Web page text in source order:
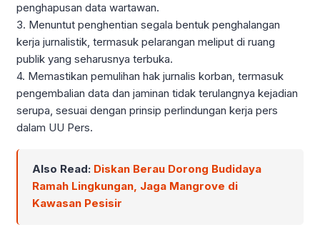
penghapusan data wartawan.
3. Menuntut penghentian segala bentuk penghalangan
kerja jurnalistik, termasuk pelarangan meliput di ruang
publik yang seharusnya terbuka.
4. Memastikan pemulihan hak jurnalis korban, termasuk
pengembalian data dan jaminan tidak terulangnya kejadian
serupa, sesuai dengan prinsip perlindungan kerja pers
dalam UU Pers.
Also Read: Diskan Berau Dorong Budidaya
Ramah Lingkungan, Jaga Mangrove di
Kawasan Pesisir